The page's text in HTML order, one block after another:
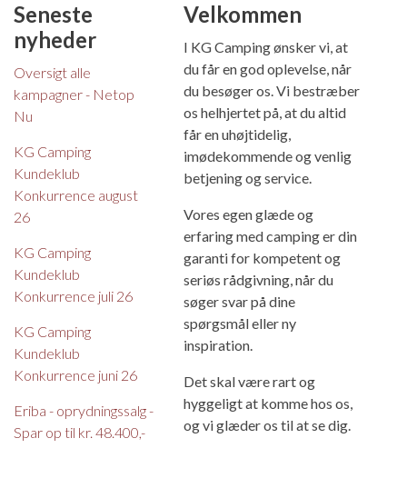
Seneste
nyheder
Oversigt alle
kampagner - Netop
Nu
KG Camping
Kundeklub
Konkurrence august
26
KG Camping
Kundeklub
Konkurrence juli 26
KG Camping
Kundeklub
Konkurrence juni 26
Eriba - oprydningssalg -
Spar op til kr. 48.400,-
Velkommen
I KG Camping ønsker vi, at
du får en god oplevelse, når
du besøger os. Vi bestræber
os helhjertet på, at du altid
får en uhøjtidelig,
imødekommende og venlig
betjening og service.
Vores egen glæde og
erfaring med camping er din
garanti for kompetent og
seriøs rådgivning, når du
søger svar på dine
spørgsmål eller ny
inspiration.
Det skal være rart og
hyggeligt at komme hos os,
og vi glæder os til at se dig.